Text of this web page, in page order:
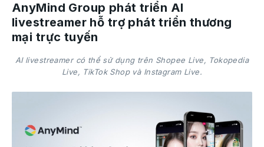
AnyMind Group phát triển AI
livestreamer hỗ trợ phát triển thương
mại trực tuyến
AI livestreamer có thể sử dụng trên Shopee Live, Tokopedia
Live, TikTok Shop và Instagram Live.